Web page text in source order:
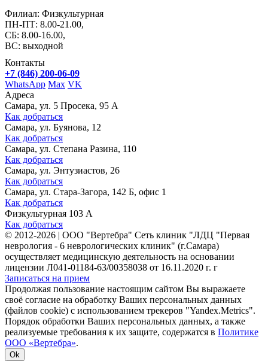
Филиал: Физкультурная
ПН-ПТ: 8.00-21.00,
СБ: 8.00-16.00,
ВС: выходной
Контакты
+7 (846) 200-06-09
WhatsApp Max VK
Адреса
Самара, ул. 5 Просека, 95 А
Как добраться
Самара, ул. Буянова, 12
Как добраться
Самара, ул. Степана Разина, 110
Как добраться
Самара, ул. Энтузиастов, 26
Как добраться
Самара, ул. Стара-Загора, 142 Б, офис 1
Как добраться
Физкультурная 103 А
Как добраться
© 2012-2026 | ООО "Вертебра" Сеть клиник "ЛДЦ "Первая
неврология - 6 неврологических клиник" (г.Самара)
осуществляет медицинскую деятельность на основании
лицензии Л041-01184-63/00358038 от 16.11.2020 г. г
Записаться на прием
Продолжая пользование настоящим сайтом Вы выражаете
своё согласие на обработку Ваших персональных данных
(файлов cookie) с использованием трекеров "Yandex.Metrics".
Порядок обработки Ваших персональных данных, а также
реализуемые требования к их защите, содержатся в Политике
ООО «Вертебра».
Ok